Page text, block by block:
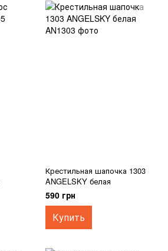
Крестильная шапочка 1303
ANGELSKY белая
590 грн
Купить